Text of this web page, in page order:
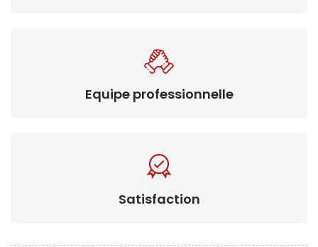
Equipe professionnelle
Satisfaction